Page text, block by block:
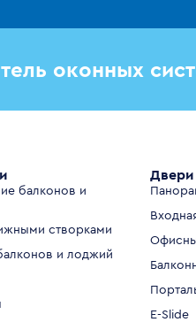
оконных
балконов и
створками
и лоджий
Двери
E-Slide